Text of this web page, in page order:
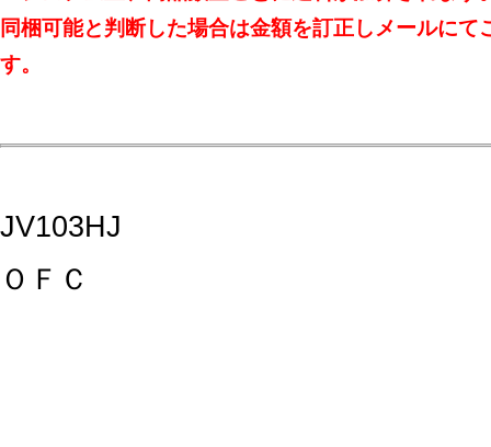
同梱可能と判断した場合は金額を訂正しメールにて
す。
JV103HJ
ＯＦＣ